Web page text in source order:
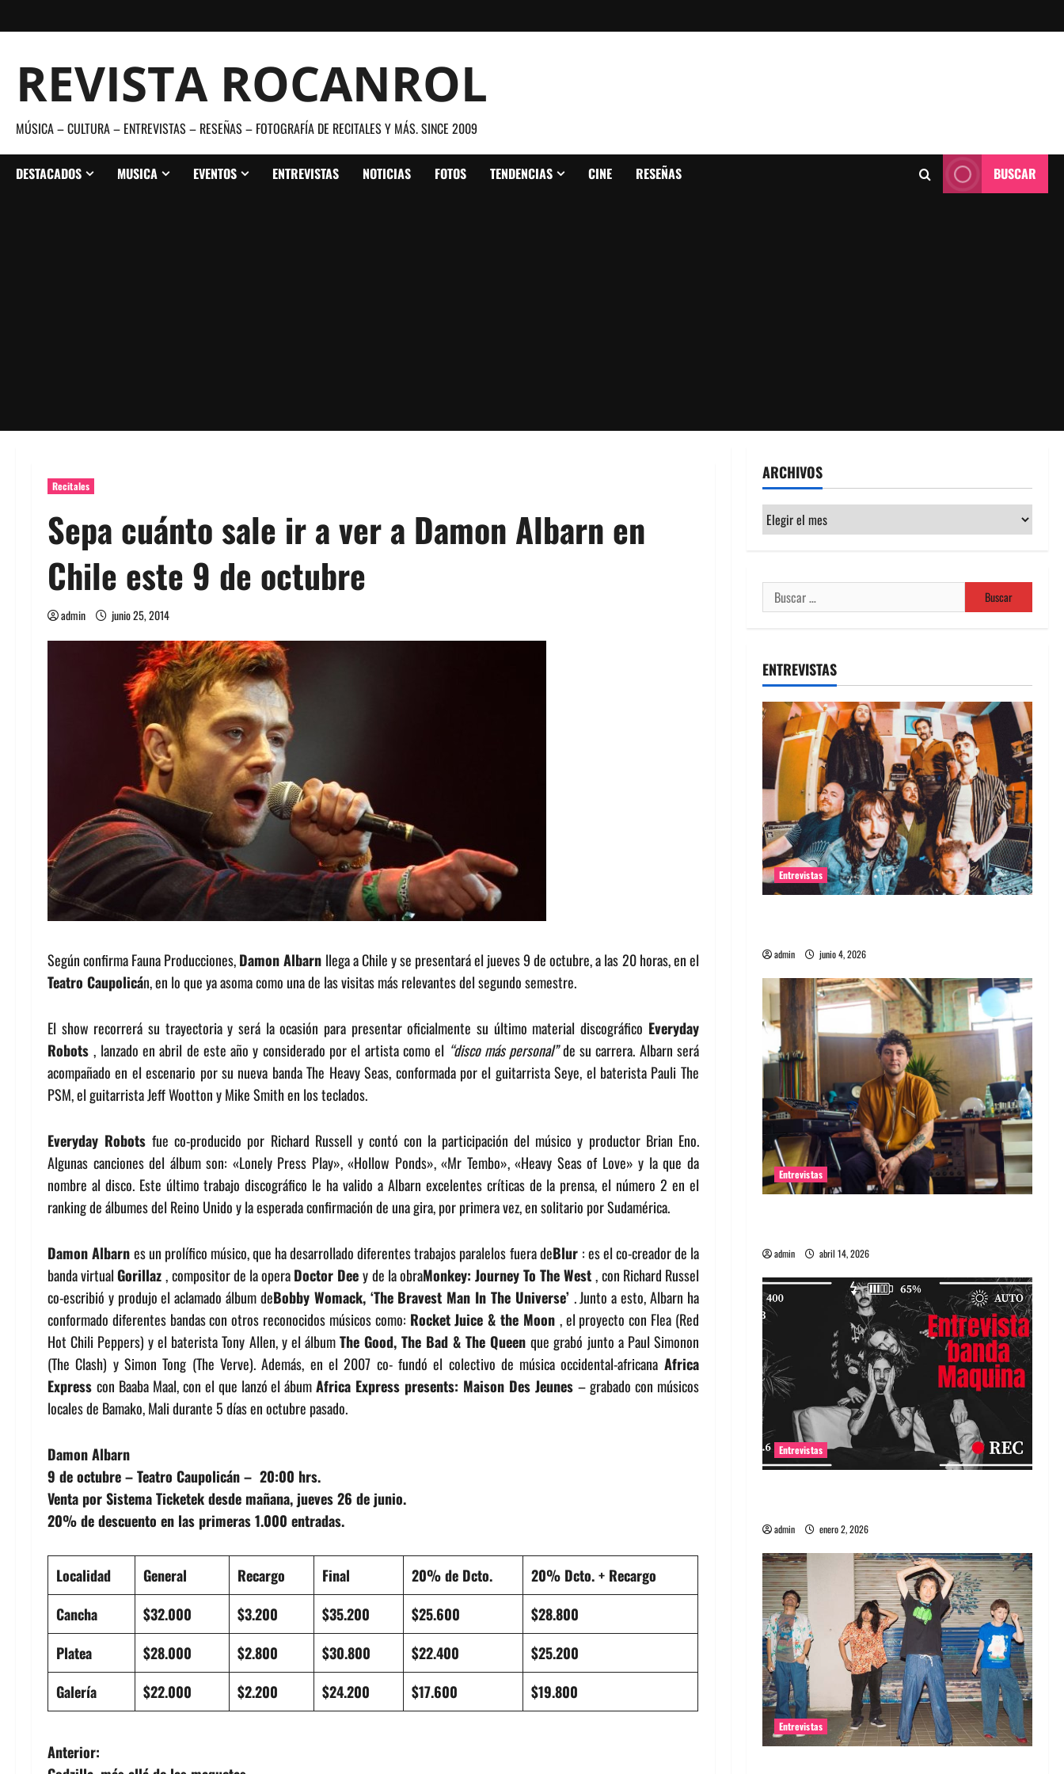
al
REVISTA ROCANROL
MÚSICA – CULTURA – ENTREVISTAS – RESEÑAS – FOTOGRAFÍA DE RECITALES Y MÁS. SINCE 2009
DESTACADOS MUSICA EVENTOS ENTREVISTAS NOTICIAS FOTOS TENDENCIAS CINE RESEÑAS BUSCAR
Recitales
Sepa cuánto sale ir a ver a Damon Albarn en
Chile este 9 de octubre
admin junio 25, 2014
Según confirma Fauna Producciones,Damon Albarn llega a Chile y se presentará el jueves 9 de octubre, a las 20 horas, en el
Teatro Caupolicán, en lo que ya asoma como una de las visitas más relevantes del segundo semestre.
El show recorrerá su trayectoria y será la ocasión para presentar oficialmente su último material discográfico Everyday
Robots, lanzado en abril de este año y considerado por el artista como el “disco más personal”de su carrera. Albarn será
acompañado en el escenario por su nueva banda The Heavy Seas, conformada por el guitarrista Seye, el baterista Pauli The
PSM, el guitarrista Jeff Wootton y Mike Smith en los teclados.
Everyday Robotsfue co-producido por Richard Russell y contó con la participación del músico y productor Brian Eno.
Algunas canciones del álbum son: «Lonely Press Play», «Hollow Ponds», «Mr Tembo», «Heavy Seas of Love» y la que da
nombre al disco. Este último trabajo discográfico le ha valido a Albarn excelentes críticas de la prensa, el número 2 en el
ranking de álbumes del Reino Unido y la esperada confirmación de una gira, por primera vez, en solitario por Sudamérica.
Damon Albarnes un prolífico músico, que ha desarrollado diferentes trabajos paralelos fuera deBlur : es el co-creador de la
banda virtualGorillaz, compositor de la operaDoctor Deey de la obraMonkey: Journey To The West, con Richard Russel
co-escribió y produjo el aclamado álbum deBobby Womack, ‘The Bravest Man In The Universe’ . Junto a esto, Albarn ha
conformado diferentes bandas con otros reconocidos músicos como: Rocket Juice & the Moon , el proyecto con Flea (Red
Hot Chili Peppers) y el baterista Tony Allen, y el álbumThe Good, The Bad & The Queenque grabó junto a Paul Simonon
(The Clash) y Simon Tong (The Verve). Además, en el 2007 co- fundó el colectivo de música occidental-africana Africa
Express con Baaba Maal, con el que lanzó el ábumAfrica Express presents: Maison Des Jeunes – grabado con músicos
locales de Bamako, Mali durante 5 días en octubre pasado.
Damon Albarn
9 de octubre – Teatro Caupolicán – 20:00 hrs.
Venta por Sistema Ticketek desde mañana, jueves 26 de junio.
20% de descuento en las primeras 1.000 entradas.
Localidad General Recargo Final 20% de Dcto.
20% Dcto. + Recargo
Cancha
$32.000 $3.200 $35.200 $25.600
$28.800
Platea
$28.000 $2.800 $30.800 $22.400
$25.200
Galería
$22.000 $2.200 $24.200 $17.600 $19.800
N
Anterior:
ARCHIVOS
Archivos
Buscar:
ENTREVISTAS
Entrevistas
admin junio 4, 2026
Entrevistas
admin abril 14, 2026
Entrevistas
admin enero 2, 2026
Entrevistas